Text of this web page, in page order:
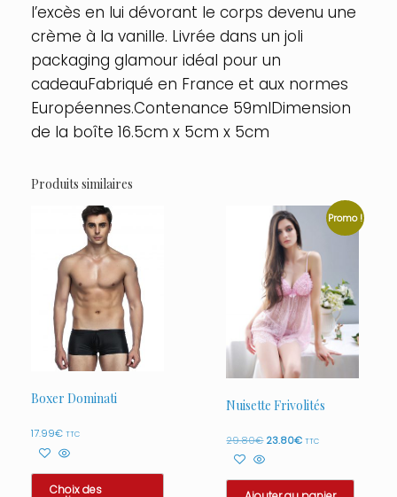
l’excès en lui dévorant le corps devenu une
crème à la vanille. Livrée dans un joli
packaging glamour idéal pour un
cadeauFabriqué en France et aux normes
Européennes.Contenance 59mlDimension
de la boîte 16.5cm x 5cm x 5cm
Produits similaires
Boxer Dominati
17.99€ TTC
Choix des
Promo !
Nuisette Frivolités
29.80€ Le
était :
23.80€Le
est :
TTC